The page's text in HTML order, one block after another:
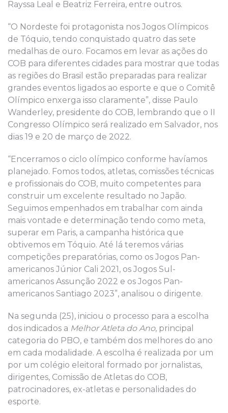
Rayssa Leal e Beatriz Ferreira, entre outros.
“O Nordeste foi protagonista nos Jogos Olímpicos
de Tóquio, tendo conquistado quatro das sete
medalhas de ouro. Focamos em levar as ações do
COB para diferentes cidades para mostrar que todas
as regiões do Brasil estão preparadas para realizar
grandes eventos ligados ao esporte e que o Comitê
Olímpico enxerga isso claramente”, disse Paulo
Wanderley, presidente do COB, lembrando que o II
Congresso Olímpico será realizado em Salvador, nos
dias 19 e 20 de março de 2022.
“Encerramos o ciclo olímpico conforme havíamos
planejado. Fomos todos, atletas, comissões técnicas
e profissionais do COB, muito competentes para
construir um excelente resultado no Japão.
Seguimos empenhados em trabalhar com ainda
mais vontade e determinação tendo como meta,
superar em Paris, a campanha histórica que
obtivemos em Tóquio. Até lá teremos várias
competições preparatórias, como os Jogos Pan-
americanos Júnior Cali 2021, os Jogos Sul-
americanos Assunção 2022 e os Jogos Pan-
americanos Santiago 2023”, analisou o dirigente.
Na segunda (25), iniciou o processo para a escolha
dos indicados a Melhor Atleta do Ano, principal
categoria do PBO, e também dos melhores do ano
em cada modalidade. A escolha é realizada por um
por um colégio eleitoral formado por jornalistas,
dirigentes, Comissão de Atletas do COB,
patrocinadores, ex-atletas e personalidades do
esporte.